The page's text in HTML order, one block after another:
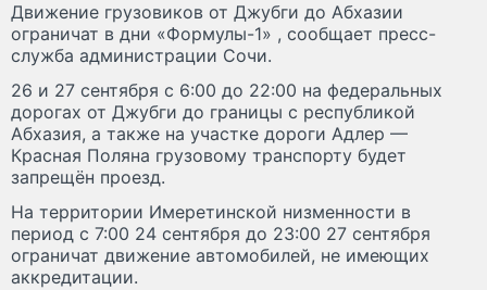
Движение грузовиков от Джубги до Абхазии
ограничат в дни «Формулы-1» , сообщает пресс-
служба администрации Сочи.
26 и 27 сентября с 6:00 до 22:00 на федеральных
дорогах от Джубги до границы с республикой
Абхазия, а также на участке дороги Адлер —
Красная Поляна грузовому транспорту будет
запрещён проезд.
На территории Имеретинской низменности в
период с 7:00 24 сентября до 23:00 27 сентября
ограничат движение автомобилей, не имеющих
аккредитации.